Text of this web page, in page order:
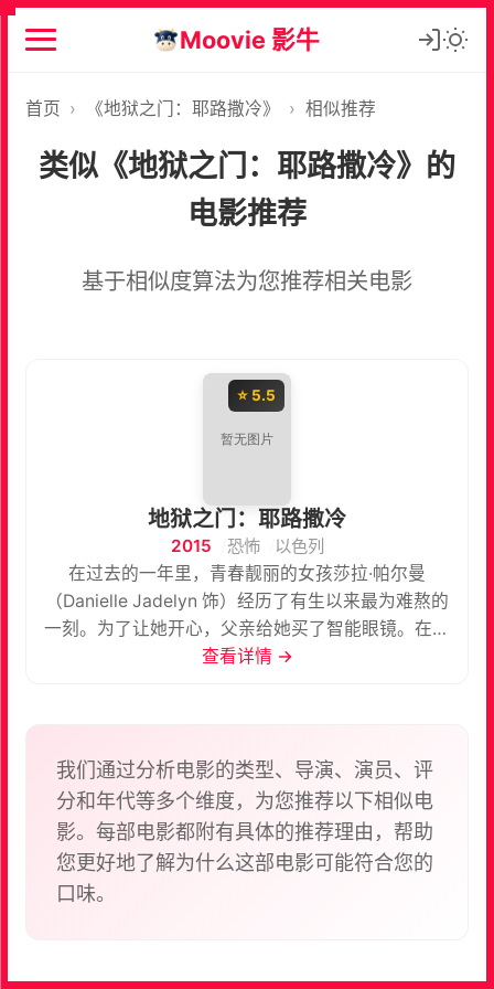
Moovie 影牛
首页 › 《地狱之门：耶路撒冷》 › 相似推荐
类似《地狱之门：耶路撒冷》的
电影推荐
基于相似度算法为您推荐相关电影
⭐ 5.5
地狱之门：耶路撒冷
2015 恐怖
以色列
在过去的一年里，青春靓丽的女孩莎拉·帕尔曼
（Danielle Jadelyn 饰）经历了有生以来最为难熬的
一刻。为了让她开心，父亲给她买了智能眼镜。在此
期间，好友瑞秋·克莱恩（耶尔·格洛格拉斯 Yael
Tumarkin 饰），后者对神秘的宗教深感兴趣。于是
下了飞机后，莎拉自作主张临时改变行程，带着瑞秋
一同随凯文前往耶路撒冷。 青春男女欢呼雀跃，歌舞
升平，一度让沙拉忘记了悲伤往事。她兀自沉溺耶路
撒冷的夜色中，殊不知却离传说中的地狱之门越来越
查看详情 →
我们通过分析电影的类型、导演、演员、评
分和年代等多个维度，为您推荐以下相似电
影。每部电影都附有具体的推荐理由，帮助
您更好地了解为什么这部电影可能符合您的
口味。